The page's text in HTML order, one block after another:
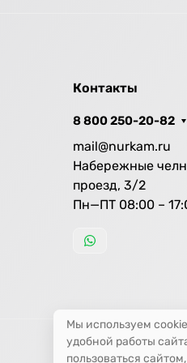
Контакты
8 800 250-20-82
mail@nurkam.ru
Набережные
проезд, 3/2
Пн—ПТ 08:00 –
Мы используем
удобной работы
пользоваться